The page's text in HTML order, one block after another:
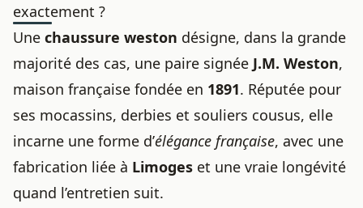
exactement ?
Une chaussure weston désigne, dans la grande
majorité des cas, une paire signée J.M. Weston,
maison française fondée en 1891. Réputée pour
ses mocassins, derbies et souliers cousus, elle
incarne une forme d’élégance française, avec une
fabrication liée à Limoges et une vraie longévité
quand l’entretien suit.